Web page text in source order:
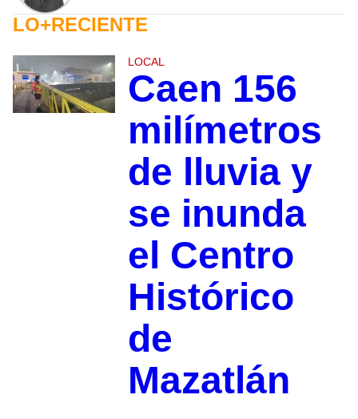
LO+RECIENTE
LOCAL
Caen 156
milímetros
de lluvia y
se inunda
el Centro
Histórico
de
Mazatlán